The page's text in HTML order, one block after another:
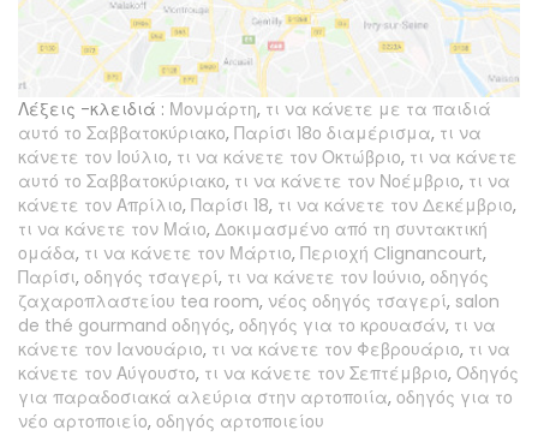
Λέξεις -κλειδιά : Μονμάρτη, τι να κάνετε με τα παιδιά
αυτό το Σαββατοκύριακο, Παρίσι 18ο διαμέρισμα, τι να
κάνετε τον Ιούλιο, τι να κάνετε τον Οκτώβριο, τι να κάνετε
αυτό το Σαββατοκύριακο, τι να κάνετε τον Νοέμβριο, τι να
κάνετε τον Απρίλιο, Παρίσι 18, τι να κάνετε τον Δεκέμβριο,
τι να κάνετε τον Μάιο, Δοκιμασμένο από τη συντακτική
ομάδα, τι να κάνετε τον Μάρτιο, Περιοχή Clignancourt,
Παρίσι, οδηγός τσαγερί, τι να κάνετε τον Ιούνιο, οδηγός
ζαχαροπλαστείου tea room, νέος οδηγός τσαγερί, salon
de thé gourmand οδηγός, οδηγός για το κρουασάν, τι να
κάνετε τον Ιανουάριο, τι να κάνετε τον Φεβρουάριο, τι να
κάνετε τον Αύγουστο, τι να κάνετε τον Σεπτέμβριο, Οδηγός
για παραδοσιακά αλεύρια στην αρτοποιία, οδηγός για το
νέο αρτοποιείο, οδηγός αρτοποιείου